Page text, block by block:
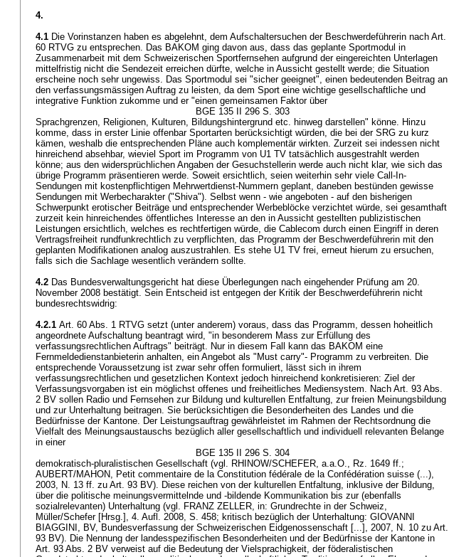
4.
4.1 Die Vorinstanzen haben es abgelehnt, dem Aufschaltersuchen der Beschwerdeführerin nach Art.
60 RTVG zu entsprechen. Das BAKOM ging davon aus, dass das geplante Sportmodul in
Zusammenarbeit mit dem Schweizerischen Sportfernsehen aufgrund der eingereichten Unterlagen
mittelfristig nicht die Sendezeit erreichen dürfte, welche in Aussicht gestellt werde; die Situation
erscheine noch sehr ungewiss. Das Sportmodul sei "sicher geeignet", einen bedeutenden Beitrag an
den verfassungsmässigen Auftrag zu leisten, da dem Sport eine wichtige gesellschaftliche und
integrative Funktion zukomme und er "einen gemeinsamen Faktor über
BGE 135 II 296 S. 303
Sprachgrenzen, Religionen, Kulturen, Bildungshintergrund etc. hinweg darstellen" könne. Hinzu
komme, dass in erster Linie offenbar Sportarten berücksichtigt würden, die bei der SRG zu kurz
kämen, weshalb die entsprechenden Pläne auch komplementär wirkten. Zurzeit sei indessen nicht
hinreichend absehbar, wieviel Sport im Programm von U1 TV tatsächlich ausgestrahlt werden
könne; aus den widersprüchlichen Angaben der Gesuchstellerin werde auch nicht klar, wie sich das
übrige Programm präsentieren werde. Soweit ersichtlich, seien weiterhin sehr viele Call-In-
Sendungen mit kostenpflichtigen Mehrwertdienst-Nummern geplant, daneben bestünden gewisse
Sendungen mit Werbecharakter ("Shiva"). Selbst wenn - wie angeboten - auf den bisherigen
Schwerpunkt erotischer Beiträge und entsprechender Werbeblöcke verzichtet würde, sei gesamthaft
zurzeit kein hinreichendes öffentliches Interesse an den in Aussicht gestellten publizistischen
Leistungen ersichtlich, welches es rechtfertigen würde, die Cablecom durch einen Eingriff in deren
Vertragsfreiheit rundfunkrechtlich zu verpflichten, das Programm der Beschwerdeführerin mit den
geplanten Modifikationen analog auszustrahlen. Es stehe U1 TV frei, erneut hierum zu ersuchen,
falls sich die Sachlage wesentlich verändern sollte.
4.2 Das Bundesverwaltungsgericht hat diese Überlegungen nach eingehender Prüfung am 20.
November 2008 bestätigt. Sein Entscheid ist entgegen der Kritik der Beschwerdeführerin nicht
bundesrechtswidrig:
4.2.1 Art. 60 Abs. 1 RTVG setzt (unter anderem) voraus, dass das Programm, dessen hoheitlich
angeordnete Aufschaltung beantragt wird, "in besonderem Mass zur Erfüllung des
verfassungsrechtlichen Auftrags" beiträgt. Nur in diesem Fall kann das BAKOM eine
Fernmeldedienstanbieterin anhalten, ein Angebot als "Must carry"- Programm zu verbreiten. Die
entsprechende Voraussetzung ist zwar sehr offen formuliert, lässt sich in ihrem
verfassungsrechtlichen und gesetzlichen Kontext jedoch hinreichend konkretisieren: Ziel der
Verfassungsvorgaben ist ein möglichst offenes und freiheitliches Mediensystem. Nach Art. 93 Abs.
2 BV sollen Radio und Fernsehen zur Bildung und kulturellen Entfaltung, zur freien Meinungsbildung
und zur Unterhaltung beitragen. Sie berücksichtigen die Besonderheiten des Landes und die
Bedürfnisse der Kantone. Der Leistungsauftrag gewährleistet im Rahmen der Rechtsordnung die
Vielfalt des Meinungsaustauschs bezüglich aller gesellschaftlich und individuell relevanten Belange
in einer
BGE 135 II 296 S. 304
demokratisch-pluralistischen Gesellschaft (vgl. RHINOW/SCHEFER, a.a.O., Rz. 1649 ff.;
AUBERT/MAHON, Petit commentaire de la Constitution fédérale de la Confédération suisse (...),
2003, N. 13 ff. zu Art. 93 BV). Diese reichen von der kulturellen Entfaltung, inklusive der Bildung,
über die politische meinungsvermittelnde und -bildende Kommunikation bis zur (ebenfalls
sozialrelevanten) Unterhaltung (vgl. FRANZ ZELLER, in: Grundrechte in der Schweiz,
Müller/Schefer [Hrsg.], 4. Aufl. 2008, S. 458; kritisch bezüglich der Unterhaltung: GIOVANNI
BIAGGINI, BV, Bundesverfassung der Schweizerischen Eidgenossenschaft [...], 2007, N. 10 zu Art.
93 BV). Die Nennung der landesspezifischen Besonderheiten und der Bedürfnisse der Kantone in
Art. 93 Abs. 2 BV verweist auf die Bedeutung der Vielsprachigkeit, der föderalistischen